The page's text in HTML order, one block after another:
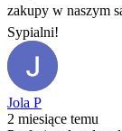
zakupy w naszym
Sypialni!
Jola P
2 miesiące temu